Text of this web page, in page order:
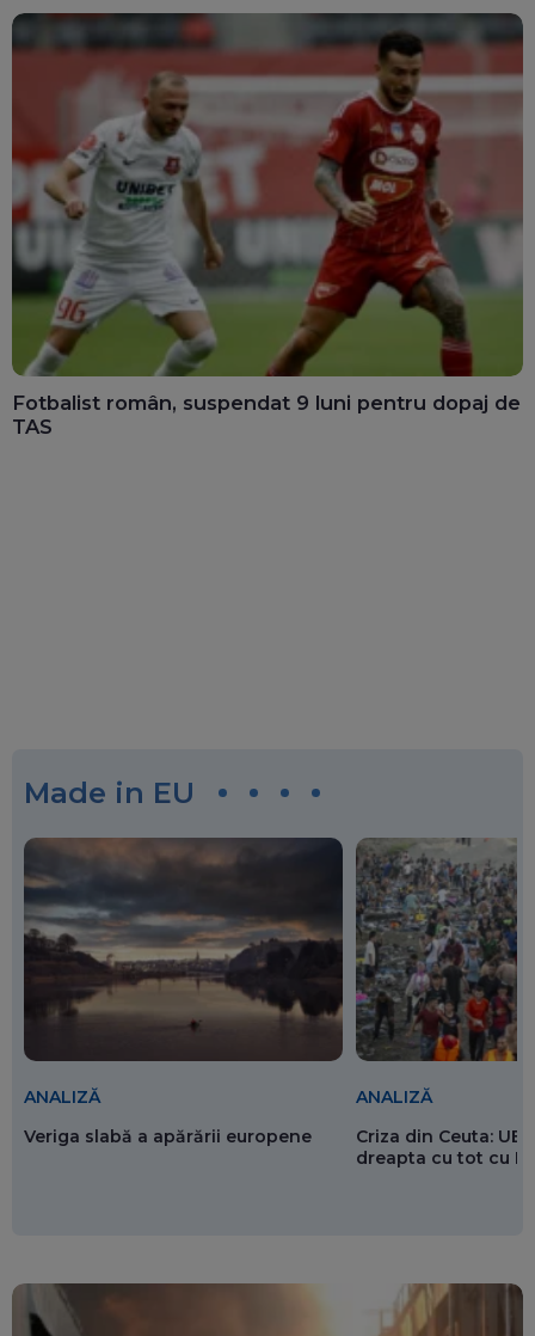
Fotbalist român, suspendat 9 luni pentru dopaj de
TAS
Made in EU
ANALIZĂ
Veriga slabă a apărării europene
ANALIZĂ
Criza din Ceuta: UE
dreapta cu tot cu